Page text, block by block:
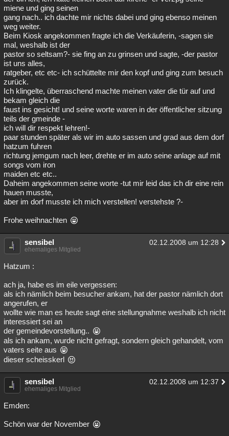
miene und ging seinen
gang nach.. ich dachte mir nichts dabei und ging ebenso meinen
weg weiter.
Beim Kiosk angekommen fragte ich die Verkäuferin, -sagen sie
mal, weshalb ist der
pastor so seltsam?- sie fing an zu grinsen und sagte, -der pastor
ist uns alles,
ratgeber, etc etc- ich schüttelte mir den kopf und ging zum besuch
zurück.
Ich klingelte, überraschend machte meinen vater die tür auf und
bekam gleich die
faust ins gesicht! und seine worte waren in der öffentlicher sitzung
teils der gmeinde -
ich will dir respekt lehren!-
paar stunden später als wir im auto sassen und grad aus dem dorf
hatzum fuhren
richtung jemgum nach leer, drehte er im auto seine anlage auf mit
songs vom iron
maiden etc etc..
Daheim angekommen seine worte -tut mir leid das ich dir eine rein
hauen musste,
aber im dorf musste ich mich verstellen! verstehste ?-
Frohe weihnachten
sensibel 02.12.2008 um 12:28
ehemaliges Mitglied
Hatzum :
ach ja, habe es im eile vergessen:
als ich nämlich beim besucher ankam, hat der pastor nämlich dort
angerufen, er
wollte wie man es heute sagt eine stellungnahme weshalb ich nicht
interessiert sei an
der gemeindevorstellung..
als ich ankam, wurde nicht gefragt, sondern gleich gehandelt, vom
vaters seite aus
dieser scheisskerl
sensibel 02.12.2008 um 12:37
ehemaliges Mitglied
Emden:
Schön war der November